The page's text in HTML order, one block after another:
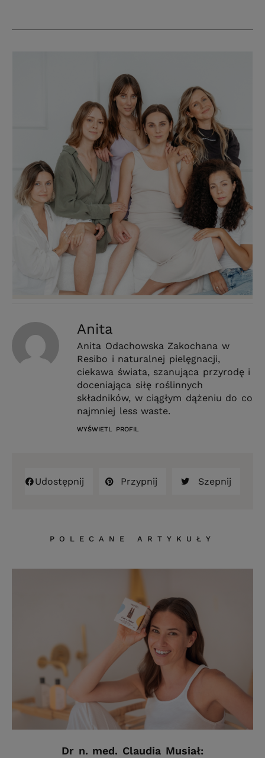
Anita
Anita Odachowska Zakochana w
Resibo i naturalnej pielęgnacji,
ciekawa świata, szanująca przyrodę i
doceniająca siłę roślinnych
składników, w ciągłym dążeniu do co
najmniej less waste.
WYŚWIETL PROFIL
Udostępnij Przypnij Szepnij
POLECANE ARTYKUŁY
Dr n. med. Claudia Musiał: